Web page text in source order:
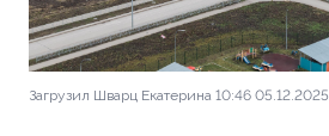
Загрузил Шварц Екатерина 10:46 05.12.2025